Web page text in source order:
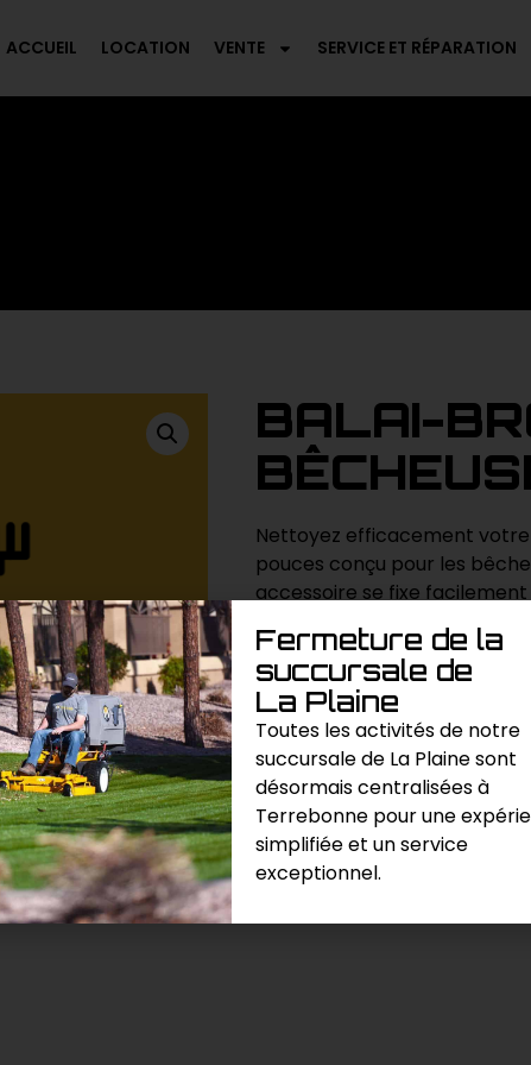
ACCUEIL LOCATION VENTE SERVICE ET RÉPARATION
BALAI-
Nettoyez efficacement
pouces conçu pour les
accessoire se fixe
balayer les débris et la
Demande de prix
Catégories : Entretien ,
Fermeture de la
succursale de
La Plaine
Toutes les activités de notre
succursale de La Plaine sont
désormais centralisées à
Terrebonne pour une
simplifiée et un service
exceptionnel.